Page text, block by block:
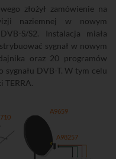
złożył zamówienie na
naziemnej w nowym
S/S2. Instalacja miała
sygnał w nowym
oraz 20 programów
DVB-T. W tym celu
TERRA.
A9659
A98257